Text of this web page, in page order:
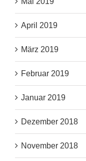
April 2019
März 2019
Februar 2019
Januar 2019
Dezember 2018
November 2018